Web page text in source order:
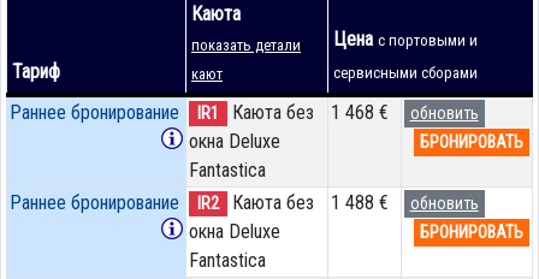
Тариф
Каюта
показать детали
кают
Цена с портовыми и
сервисными сборами
Раннее бронирование IR1
Каюта без
окна Deluxe
Fantastica
1 468 €
обновить
БРОНИРОВАТЬ
Раннее бронирование IR2
Каюта без
окна Deluxe
Fantastica
1 488 €
обновить
БРОНИРОВАТЬ